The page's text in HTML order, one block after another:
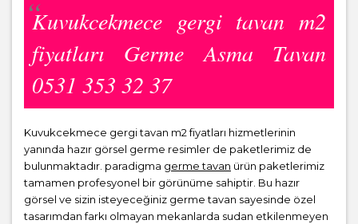
Kuvukcekmece gergi tavan m2
fiyatları Germe Asma Tavan
0531 353 32 37
Kuvukcekmece gergi tavan m2 fiyatları hizmetlerinin
yanında hazır görsel germe resimler de paketlerimiz de
bulunmaktadır. paradigma germe tavan ürün paketlerimiz
tamamen profesyonel bir görünüme sahiptir. Bu hazır
görsel ve sizin isteyeceğiniz germe tavan sayesinde özel
tasarımdan farkı olmayan mekanlarda sudan etkilenmeyen